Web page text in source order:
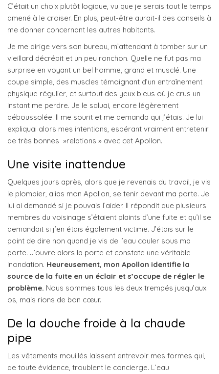
C’était un choix plutôt logique, vu que je serais tout le temps
amené à le croiser. En plus, peut-être aurait-il des conseils à
me donner concernant les autres habitants.
Je me dirige vers son bureau, m’attendant à tomber sur un
vieillard décrépit et un peu ronchon. Quelle ne fut pas ma
surprise en voyant un bel homme, grand et musclé. Une
coupe simple, des muscles témoignant d’un entraînement
physique régulier, et surtout des yeux bleus où je crus un
instant me perdre. Je le saluai, encore légèrement
déboussolée. Il me sourit et me demanda qui j’étais. Je lui
expliquai alors mes intentions, espérant vraiment entretenir
de très bonnes »relations » avec cet Apollon.
Une visite inattendue
Quelques jours après, alors que je revenais du travail, je vis
le plombier, alias mon Apollon, se tenir devant ma porte. Je
lui ai demandé si je pouvais l’aider. Il répondit que plusieurs
membres du voisinage s’étaient plaints d’une fuite et qu’il se
demandait si j’en étais également victime. J’étais sur le
point de dire non quand je vis de l’eau couler sous ma
porte. J’ouvre alors la porte et constate une véritable
inondation. Heureusement, mon Apollon identifie la
source de la fuite en un éclair et s’occupe de régler le
problème. Nous sommes tous les deux trempés jusqu’aux
os, mais rions de bon cœur.
De la douche froide à la chaude
pipe
Les vêtements mouillés laissent entrevoir mes formes qui,
de toute évidence, troublent le concierge. L’eau